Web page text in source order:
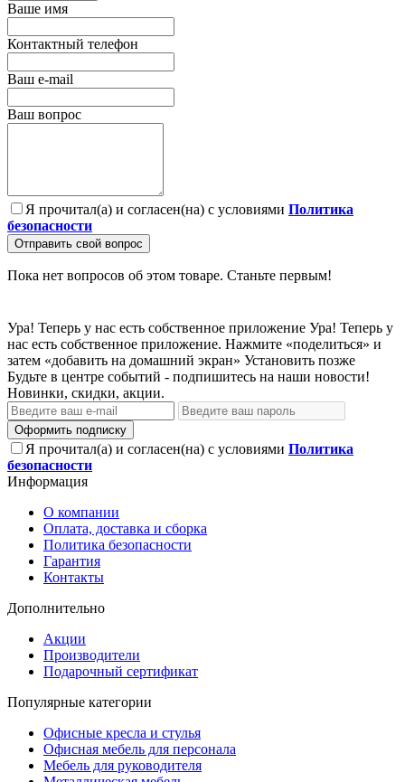
Ваше имя
Контактный телефон
Ваш e-mail
Ваш вопрос
Я прочитал(а) и согласен(на) с условиями Политика
безопасности
Отправить свой вопрос
Пока нет вопросов об этом товаре. Станьте первым!
Ура! Теперь у нас есть собственное приложение Ура! Теперь у
нас есть собственное приложение. Нажмите «поделиться» и
затем «добавить на домашний экран» Установить позже
Будьте в центре событий - подпишитесь на наши новости!
Новинки, скидки, акции.
Оформить подписку
Я прочитал(а) и согласен(на) с условиями Политика
безопасности
Информация
О компании
Оплата, доставка и сборка
Политика безопасности
Гарантия
Контакты
Дополнительно
Акции
Производители
Подарочный сертификат
Популярные категории
Офисные кресла и стулья
Офисная мебель для персонала
Мебель для руководителя